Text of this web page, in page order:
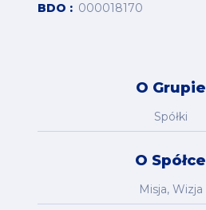
BDO
000018170
O Grupie
Spółki
O Spółce
Misja, Wizja